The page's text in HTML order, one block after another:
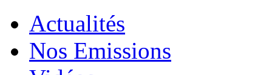
Actualités
Nos Emissions